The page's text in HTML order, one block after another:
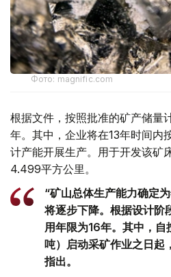
Фото: magnific.com
根据文件，按照批准的矿产储量
年。其中，企业将在13年时间内
计产能开展生产。用于开发该矿
4.499平方公里。
“矿山总体生产能力确定
将逐步下降。根据设计阶
用年限为16年。其中，
吨）启动采矿作业之日起
指出。